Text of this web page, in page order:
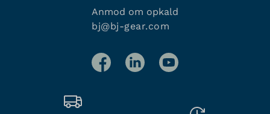
Anmod om opkald
bj@bj-gear.com